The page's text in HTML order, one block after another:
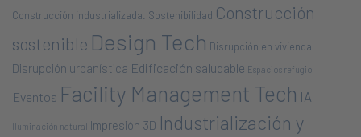
Construcción industrializada. Sostenibilidad Construcción
sostenible Design Tech Disrupción en vivienda
Disrupción urbanística Edificación saludable Espacios refugio
Eventos Facility Management Tech IA
Iluminación natural Impresión 3D Industrialización y